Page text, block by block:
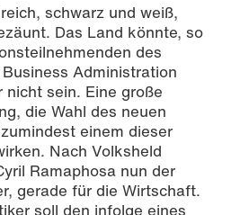
schwarz und weiß,
Das Land könnte, so
des
Administration
sein. Eine große
die Wahl des neuen
einem dieser
Nach Volksheld
Ramaphosa nun der
gerade für die Wirtschaft.
soll den infolge eines